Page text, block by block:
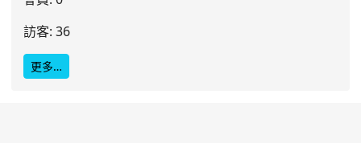
訪客: 36
更多…